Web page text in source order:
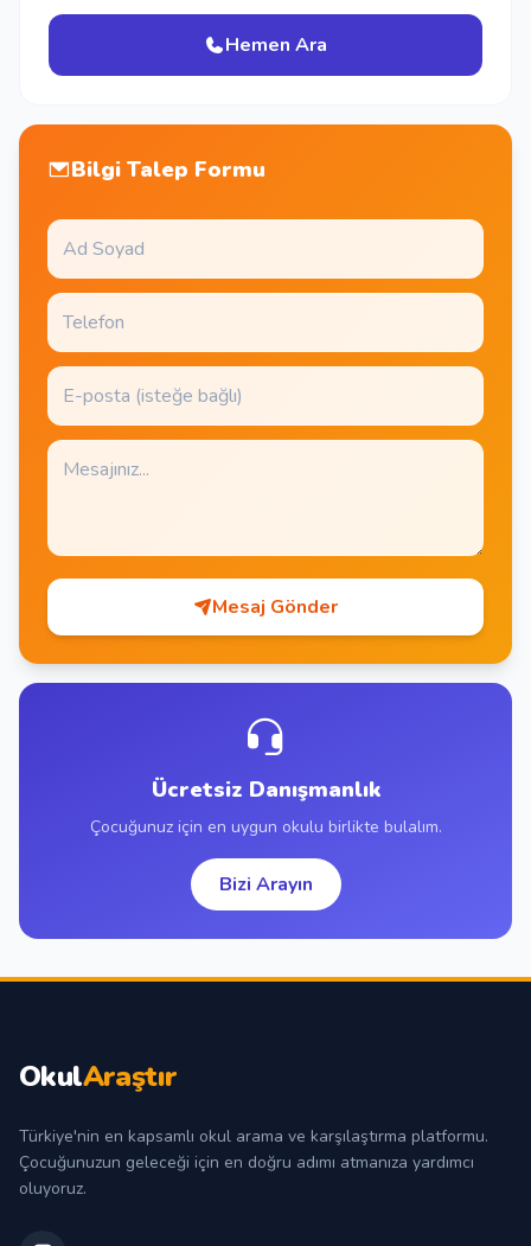
Hemen Ara
Bilgi Talep Formu
Mesaj Gönder
Ücretsiz Danışmanlık
Çocuğunuz için en uygun okulu birlikte bulalım.
Bizi Arayın
OkulAraştır
Türkiye'nin en kapsamlı okul arama ve karşılaştırma platformu.
Çocuğunuzun geleceği için en doğru adımı atmanıza yardımcı
oluyoruz.